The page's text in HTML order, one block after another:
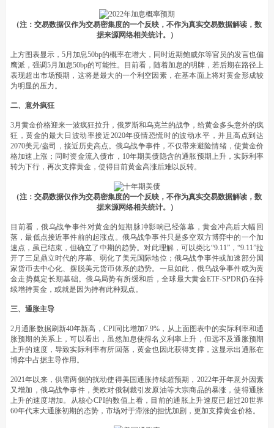
（注：交易数据仅作为交易密集度的一个反映，不作为真实交易数据解读，数
据来源网络相关统计。）
上方图表显示，5月加息50bp的概率在增大，同时近期鲍威尔等官员的发言也偏
鹰派，强调5月加息50bp的可能性。目前看，随着加息的明牌，若后期在路径上
表现超出市场预期，这将是最大的一个利空因素，在基本面上将对黄金形成较
为明显的压力。
二、意外疯狂
3月黄金价格迎来一波疯狂拉升，俄罗斯和乌克兰的战争，给黄金多头意外的疯
狂，黄金的最大日波动率接近2020年疫情恐慌时的波动水平，并且高点到达
2070美元/盎司，接近历史高点。俄乌战争事件，不仅带来避险情绪，使黄金价
格加速上涨；同时资金流入债市，10年期美债隐含的通胀预期上升，实际利率
转为下行，再次支撑黄金，使得目前黄金高涨后难以反转。
（注：交易数据仅作为交易密集度的一个反映，不作为真实交易数据解读，数
据来源网络相关统计。）
目前看，俄乌战争事件对黄金的短期脉冲影响已经落幕，黄金冲高后大幅回
落，最低点接近事件前的起涨点。俄乌战争事件只是多空双方博弈中的一个加
速点，虽已结束，但确立了中期的趋势。对此理解，可以类比“9.11”，“9.11”拉
开了三足鼎立时代的序幕、弱化了美元国际地位；俄乌战争事件或加速部分国
家货币去中心化、摆脱美元货币体系的趋势。一旦如此，俄乌战争事件或为黄
金走势奠定长期基础。俄乌局势有所缓和后，全球最大黄金ETF-SPDR仍在持
续增持黄金，或就是因为持有此种观点。
三、通胀主导
2月通胀数据刷新40年新高，CPI同比增加7.9%，从上面图表中的实际利率和通
胀预期的关系上，可以看出，虽然加息使得名义利率上升，但远不及通胀预期
上升的速度，导致实际利率有所回落，黄金也因此获得支撑，这显示出通胀在
博弈中占据主导作用。
2021年以来，供需两侧的扰动使得美国通胀持续超预期，2022年开年意外因素
又增加，俄乌战争事件，美欧对俄制裁引发原油等大宗商品的暴涨，使得通胀
上升的速度增加。从核心CPI的数值上看，目前的通胀上升速度已超过20世界
60年代末大通胀初期的态势，市场对于滞涨的担忧加剧，更加支撑黄金价格。